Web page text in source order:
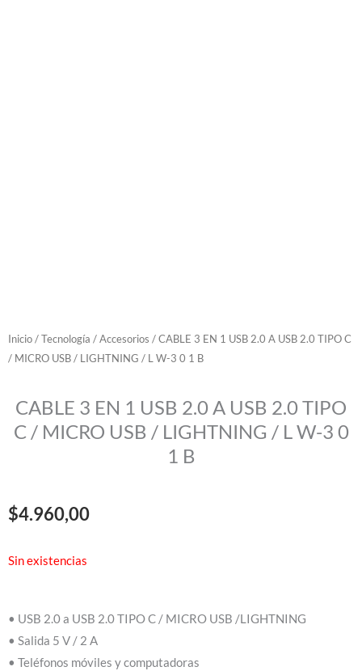
Inicio/Tecnología /Accesorios / CABLE 3 EN 1 USB 2.0 A USB 2.0 TIPO C
/ MICRO USB / LIGHTNING / L W-3 0 1 B
CABLE 3 EN 1 USB 2.0 A USB 2.0 TIPO
C / MICRO USB / LIGHTNING / L W-3 0
1 B
$4.960,00
Sin existencias
• USB 2.0 a USB 2.0 TIPO C / MICRO USB /LIGHTNING
• Salida 5 V / 2 A
• Teléfonos móviles y computadoras